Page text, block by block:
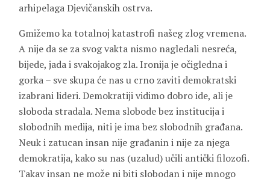
arhipelaga Djevičanskih ostrva.
Gmižemo ka totalnoj katastrofi našeg zlog vremena.
A nije da se za svog vakta nismo nagledali nesreća,
bijede, jada i svakojakog zla. Ironija je očigledna i
gorka – sve skupa će nas u crno zaviti demokratski
izabrani lideri. Demokratiji vidimo dobro ide, ali je
sloboda stradala. Nema slobode bez institucija i
slobodnih medija, niti je ima bez slobodnih građana.
Neuk i zatucan insan nije građanin i nije za njega
demokratija, kako su nas (uzalud) učili antički filozofi.
Takav insan ne može ni biti slobodan i nije mnogo